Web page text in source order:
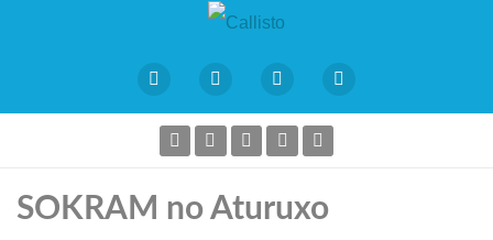
SOKRAM no Aturuxo